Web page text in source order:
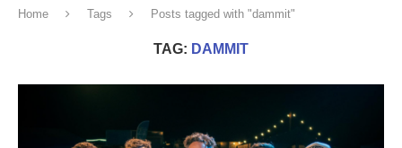
Home Tags Posts tagged with "dammit"
TAG: DAMMIT